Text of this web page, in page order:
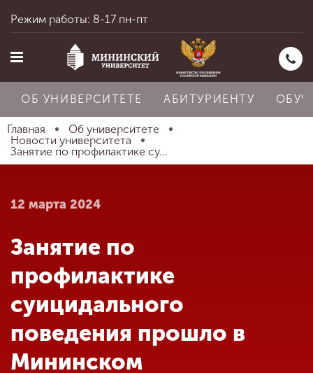
Главная
Абитуриенту
Обучение
Наука
Режим работы: 8-17 пн-пт
ОБ УНИВЕРСИТЕТЕ АБИТУРИЕНТУ
Главная
Об университете
Новости университета
Занятие по профилактике су...
12 марта 2024
Занятие по
профилактике
суицидального
поведения прошло в
Мининском